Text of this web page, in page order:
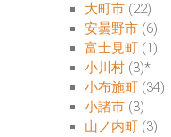
大町市 (22)
安曇野市 (6)
富士見町 (1)
小川村 (3)*
小布施町 (34)
小諸市 (3)
山ノ内町 (3)